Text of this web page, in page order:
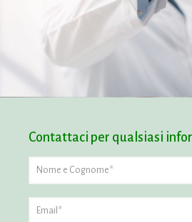
Contattaci per qualsiasi